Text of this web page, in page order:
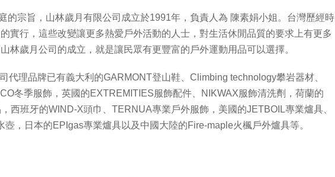
的宗旨，山林歲月有限公司成立於1991年，負責人為 陳素娟小姐。台灣歷經時
實行，這些改變讓更多熱愛戶外活動的人士，對生活休閒品質的要求上有更多
林歲月公司的成立，就是讓民眾有更豐富的戶外運動用品可以選擇。
代理品牌已有義大利的GARMONT登山鞋、Climbing technology攀岩器材、
冬季服飾，英國的EXTREMITIES服飾配件、NIKWAX服飾清洗劑，荷蘭的
西班牙的WIND-X頭巾、TERNUA專業戶外服飾，美國的JETBOIL專業爐具、
壺，日本的EPIgas專業爐具以及中國大陸的Fire-maple火楓戶外爐具等。